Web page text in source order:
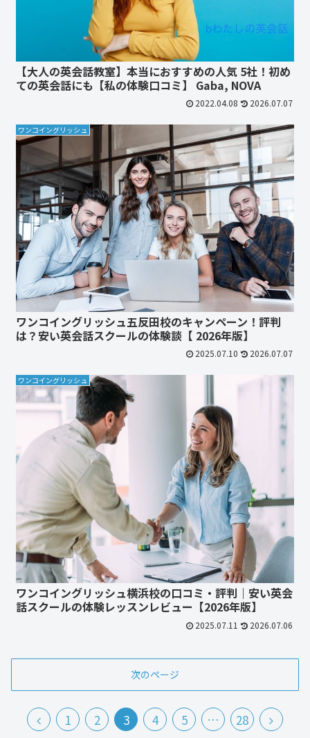
【大人の英会話教室】本当におすすめの人気 5社！初め
ての英会話にも【私の体験口コミ】 Gaba, NOVA
2022.04.08 2026.07.07
ワンコイングリッシュ
ワンコイングリッシュ五反田校のキャンペーン！評判
は？安い英会話スクールの体験談【 2026年版】
2025.07.10 2026.07.07
ワンコイングリッシュ
ワンコイングリッシュ横浜校の口コミ・評判｜安い英会
話スクールの体験レッスンレビュー【2026年版】
2025.07.11 2026.07.06
次のページ
1 2 3 4 5 … 28